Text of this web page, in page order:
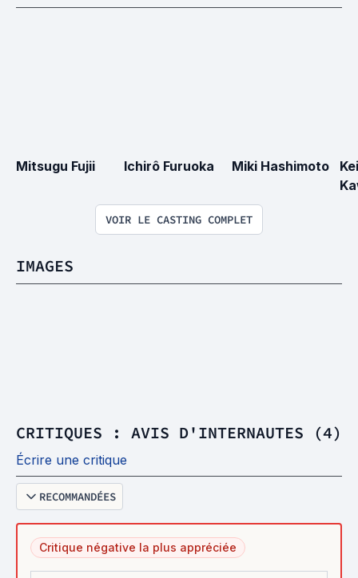
Mitsugu Fujii Ichirô Furuoka Miki Hashimoto
VOIR LE CASTING COMPLET
IMAGES
CRITIQUES : AVIS D'INTERNAUTES (4)
Écrire une critique
RECOMMANDÉES
Critique négative la plus appréciée